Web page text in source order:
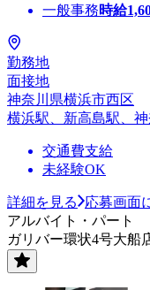
一般事務時給
勤務地
面接地
神奈川県横浜市西区
横浜駅、新高島駅、
交通費支給
未経験OK
詳細を見る
応募画面
アルバイト・パート
ガリバー環状4号大船